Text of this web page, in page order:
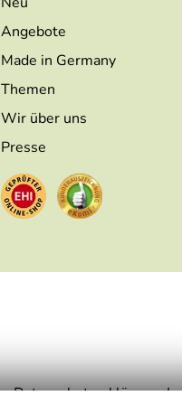
Angebote
Made in Germany
Themen
Wir über uns
Presse
Datenschutzerklärung